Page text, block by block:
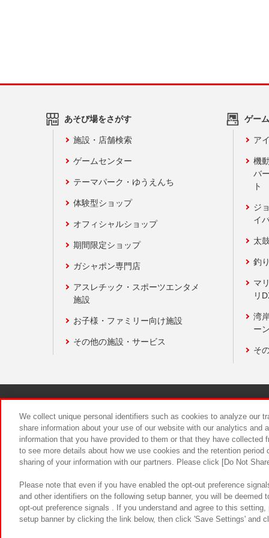
あそび場をさがす
施設・店舗検索
ゲームセンター
テーマパーク・ゆうえんち
体験型ショップ
オフィシャルショップ
期間限定ショップ
ガシャポン専門店
アスレチック・スポーツエンタメ
施設
お子様・ファミリー向け施設
その他の施設・サービス
ゲー
ア
機
バ
ト
ジ
イ
太
釣
マ
リ
湾
ー
そ
食品のご
We collect unique personal identifiers such as cookies to analyze our
share information about your use of our website with our analytics and
information that you have provided to them or that they have
to see more details about how we use cookies and the retention
sharing of your information with our partners. Please click [Do Not
Please note that even if you have enabled the opt-out preference
and other identifiers on the following setup banner, you will be
opt-out preference signals . If you understand and agree to this
setup banner by clicking the link below, then click 'Save Settings' and